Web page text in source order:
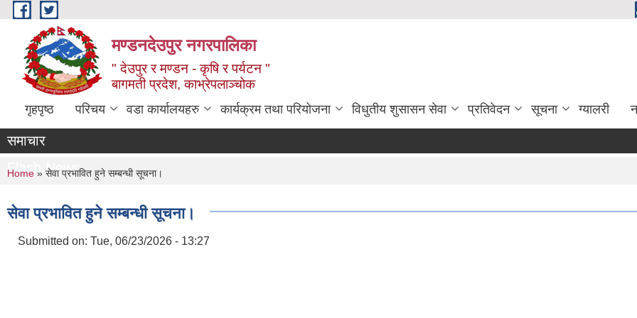
Skip to main content
मण्डनदेउपुर नगरपालिका
" देउपुर र मण्डन - कृषि र पर्यटन "
बागमती प्रदेश, काभ्रेपलाञ्चोक
गृहपृष्ठ परिचय वडा कार्यालयहरु कार्यक्रम तथा परियोजना विधुतीय शुसासन सेवा प्रतिवेदन सूचना ग्यालरी
समाचार
Flash News
You are here
Home » सेवा प्रभावित हुने सम्बन्धी सूचना।
सेवा प्रभावित हुने सम्बन्धी सूचना।
Submitted on: Tue, 06/23/2026 - 13:27